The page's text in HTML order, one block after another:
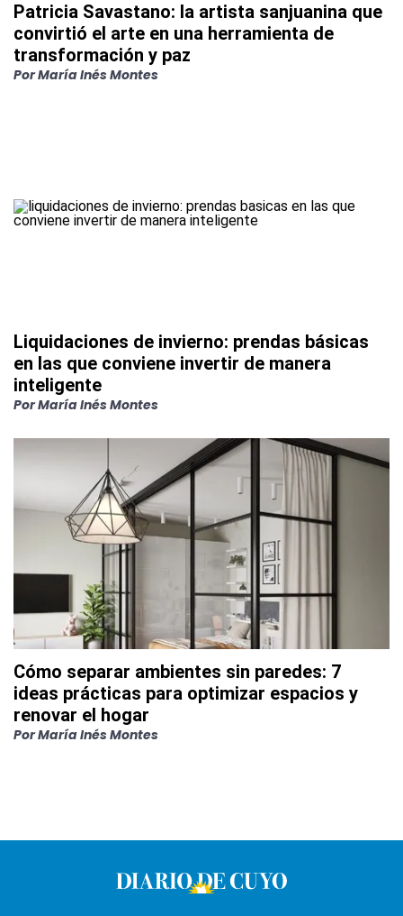
Patricia Savastano: la artista sanjuanina que
convirtió el arte en una herramienta de
transformación y paz
PorMaría Inés Montes
Liquidaciones de invierno: prendas básicas
en las que conviene invertir de manera
inteligente
PorMaría Inés Montes
Cómo separar ambientes sin paredes: 7
ideas prácticas para optimizar espacios y
renovar el hogar
PorMaría Inés Montes